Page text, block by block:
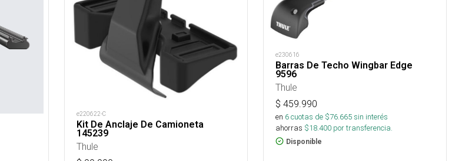
e220622-C
Kit De Anclaje De Camioneta
145239
Thule
e230616
Barras De Techo Wingbar Edge
9596
Thule
$ 459.990
en 6cuotas de $76.665sin interés
ahorras $18.400 por transferencia.
Disponible